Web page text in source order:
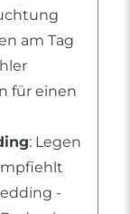
am Tag
für einen
: Legen
-